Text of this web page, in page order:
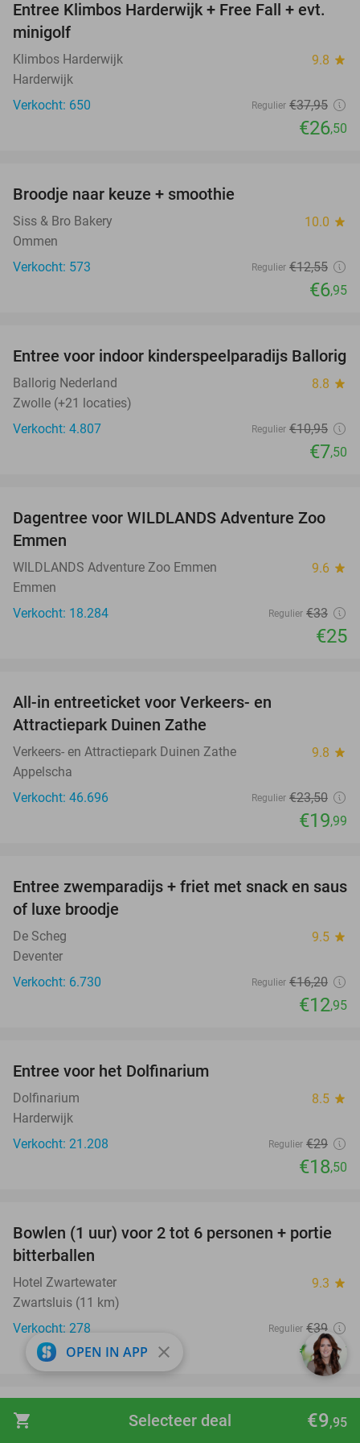
shopping_cart €9,95
Selecteer deal
30%
Entree Klimbos Harderwijk + Free Fall + evt.
minigolf
Klimbos Harderwijk 9.8 star
Harderwijk
Verkocht: 650
Regulier €37,95
€26,50
Broodje naar keuze + smoothie
Siss & Bro Bakery 10.0 star
Ommen
Verkocht: 573
Regulier €12,55
€6,95
32%
Entree voor indoor kinderspeelparadijs Ballorig
Ballorig Nederland 8.8 star
Zwolle (+21 locaties)
Verkocht: 4.807
Regulier €10,95
€7,50
24%
Dagentree voor WILDLANDS Adventure Zoo
Emmen
WILDLANDS Adventure Zoo Emmen 9.6 star
Emmen
Verkocht: 18.284
Regulier €33
€25
All-in entreeticket voor Verkeers- en
Attractiepark Duinen Zathe
Verkeers- en Attractiepark Duinen Zathe 9.8 star
Appelscha
Verkocht: 46.696
Regulier €23,50
€19,99
20%
Entree zwemparadijs + friet met snack en saus
of luxe broodje
De Scheg 9.5 star
Deventer
Verkocht: 6.730
Regulier €16,20
€12,95
Entree voor het Dolfinarium
Dolfinarium 8.5 star
Harderwijk
Verkocht: 21.208
Regulier €29
€18,50
49%
Bowlen (1 uur) voor 2 tot 6 personen + portie
bitterballen
Hotel Zwartewater 9.3 star
Zwartsluis (11 km)
Verkocht: 278
Regulier €39
€19,95
56%
favorite_border
3-gangendiner à la carte bij Brasserie De
OPEN IN APP close